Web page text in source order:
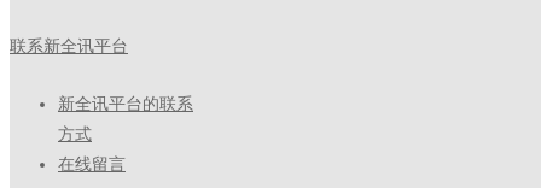
联系新全讯平台
新全讯平台的联系
方式
在线留言